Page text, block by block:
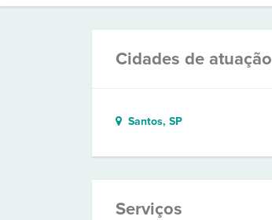
Cidades de atuação
Santos, SP
Serviços